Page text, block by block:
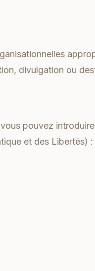
divulgation ou
pouvez
et des Libertés) :